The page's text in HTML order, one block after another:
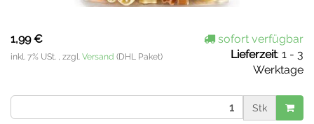
1,99 €
inkl. 7% USt. , zzgl. Versand (DHL Paket)
sofort verfügbar
Lieferzeit: 1 - 3
Werktage
Stk